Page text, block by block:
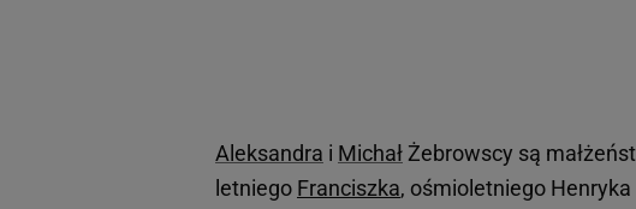
Aleksandra i MichałŻebrowscy są
letniego Franciszka, ośmioletniego